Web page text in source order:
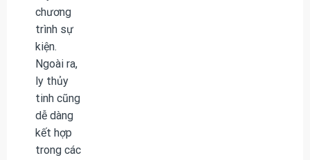
chương
trình sự
kiện.
Ngoài ra,
ly thủy
tinh cũng
dễ dàng
kết hợp
trong các